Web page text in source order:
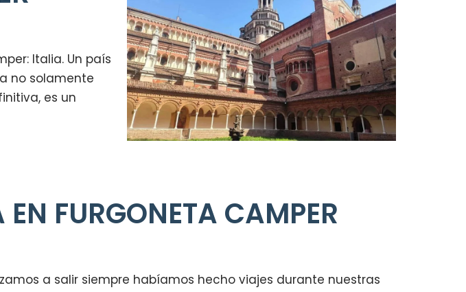
Italia. Un país
no solamente
es un
EN FURGONETA CAMPER
a salir siempre habíamos hecho viajes durante nuestras